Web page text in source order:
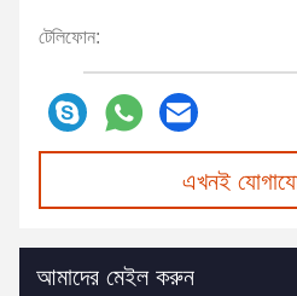
টেলিফোন:
এখনই
আমাদের মেইল করুন